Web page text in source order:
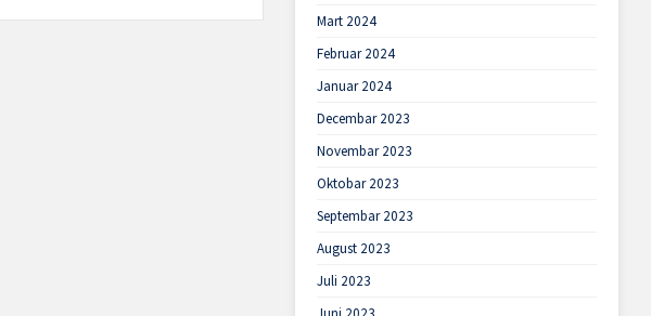
Mart 2024
Februar 2024
Januar 2024
Decembar 2023
Novembar 2023
Oktobar 2023
Septembar 2023
August 2023
Juli 2023